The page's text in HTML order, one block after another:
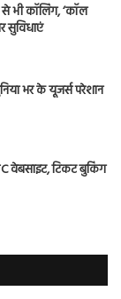
भी कॉलिंग, ‘कॉल
सुविधाएं
भर के यूजर्स परेशान
वेबसाइट, टिकट बुकिंग